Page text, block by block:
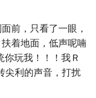
前，只看了一眼，
着地面，低声呢喃
你玩我！！！我Ｒ
尖利的声音，打扰